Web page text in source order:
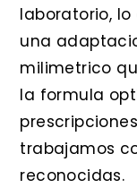
laboratorio,
una
milimetrico
la formula
trabajamos
reconocidas.